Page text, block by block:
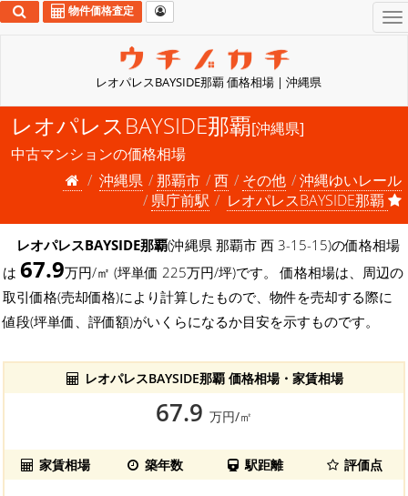
レオパレスBAYSIDE那覇 価格相場 | 沖縄県
物件価格査定
レオパレスBAYSIDE那覇[沖縄県]
中古マンションの価格相場
沖縄県
那覇市 西 その他
沖縄ゆいレール
県庁前駅
レオパレスBAYSIDE那覇
レオパレスBAYSIDE那覇(沖縄県 那覇市 西 3-15-15)の価格相場
は 67.9万円/㎡ (坪単価 225万円/坪)です。 価格相場は、周辺の
取引価格(売却価格)により計算したもので、物件を売却する際に
値段(坪単価、評価額)がいくらになるか目安を示すものです。
レオパレスBAYSIDE那覇 価格相場・家賃相場
67.9 万円/㎡
家賃相場 築年数 駅距離 評価点